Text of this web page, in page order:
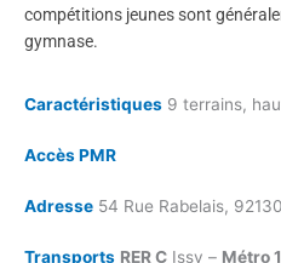
compétitions jeunes sont
gymnase.
Caractéristiques 9 terrains,
Accès PMR
Adresse 54 Rue Rabelais,
Transports RER C Issy – Métro